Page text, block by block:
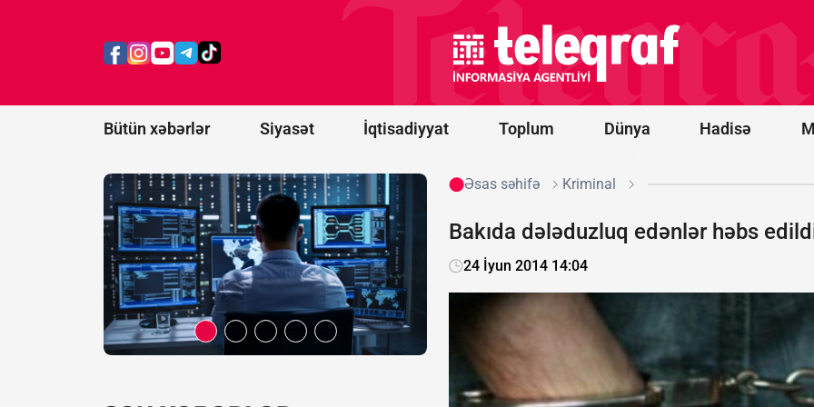
Bütün xəbərlər Siyasət İqtisadiyyat Toplum Dünya Hadisə
Komandanlığında
araşdırılır
Ərəbistanına
hücumu
nəticəsində
11 mülki
şəxs
Əsas səhifə Kriminal
Bakıda dələduzluq edənlər həbs
24 İyun 2014 14:04